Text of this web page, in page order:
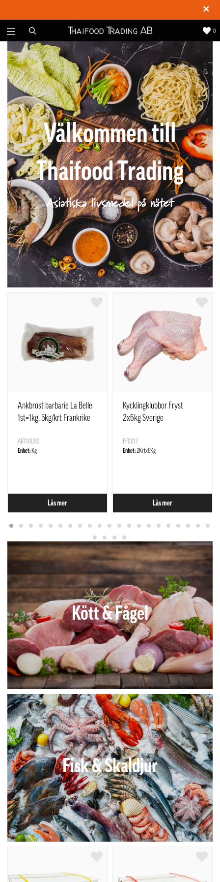
✕
0
Välkommen till
Thaifood Trading
Asiatiska livsmedel på nätet
Ankbröst barbarie La Belle
1st=1kg. 5kg/krt Frankrike
ART10090
Enhet: Kg
Läs mer
Kycklingklubbor Fryst
2x6kg Sverige
FF0017
Enhet:2Krtx6Kg
Läs mer
Kött & Fågel
Fisk & Skaldjur